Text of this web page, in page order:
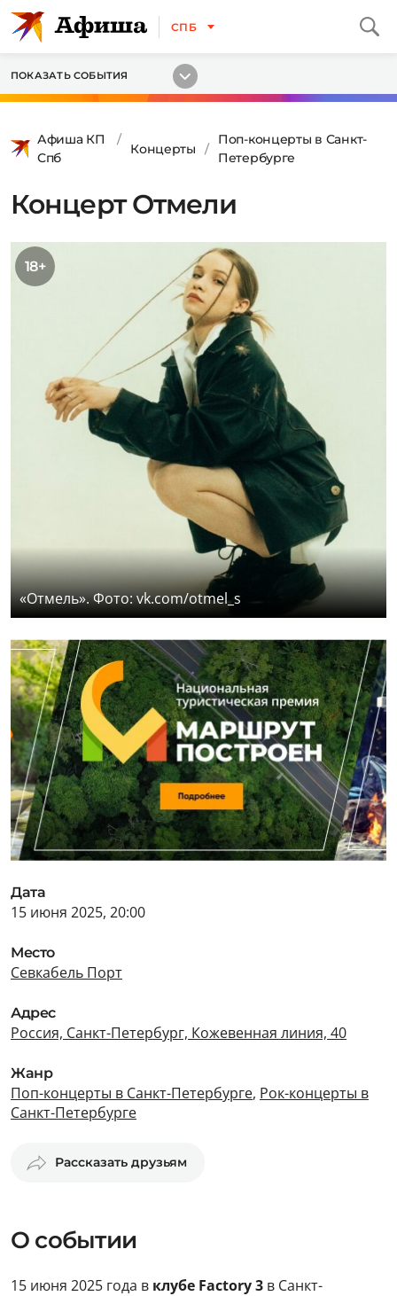
СПБ
ПОКАЗАТЬ СОБЫТИЯ
Афиша КП
Спб
Концерты
Поп-концерты в Санкт-
Петербурге
Концерт Отмели
18+
«Отмель». Фото: vk.com/otmel_s
Дата
15 июня 2025, 20:00
Место
Севкабель Порт
Адрес
Россия, Санкт-Петербург, Кожевенная линия, 40
Жанр
Поп-концерты в Санкт-Петербурге, Рок-концерты в
Санкт-Петербурге
Рассказать друзьям
О событии
15 июня 2025 года в клубе Factory 3 в Санкт-